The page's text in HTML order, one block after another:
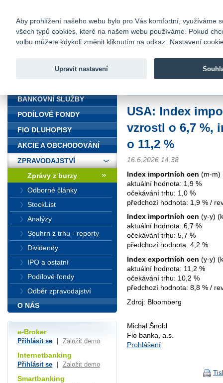
Fio banka
Fio banka
USA: Index
vzrostl o 6,7 %,
o 11,2 %
16.6.2026 14:38
Index importních cen (m-m)
aktuální hodnota: 1,9 %
očekávání trhu: 1,0 %
předchozí hodnota: 1,9 % /
Index importních cen (y-y)
aktuální hodnota: 6,7 %
očekávání trhu: 5,7 %
předchozí hodnota: 4,2 %
Index exportních cen (y-y)
aktuální hodnota: 11,2 %
očekávání trhu: 10,2 %
předchozí hodnota: 8,8 % /
Zdroj: Bloomberg
Michal Šnobl
Fio banka, a.s.
Prohlášení
BANKOVNÍ SLUŽBY
PODÍLOVÉ FONDY
FIO DLUHOPISY
AKCIE A OBCHODOVÁNÍ
ZPRAVODAJSTVÍ
Zprávy z burzy
Odborné články
StockList
Analýzy
Souhrn z trhu - reporty
Dividendy
IPO a ostatní
Podílové fondy
Odběr zpravodajství
O NÁS
e-Broker
Přihlásit se Založit demo
Internetbanking
Přihlásit se Založit demo
Smartbanking
Aby prohlížení našeho webu bylo pro Vás komfortní, využíváme
všech typů cookies, které na našem webu používáme. Pokud
volbu můžete kdykoli změnit kliknutím na odkaz „Nastavení
Upravit nastavení